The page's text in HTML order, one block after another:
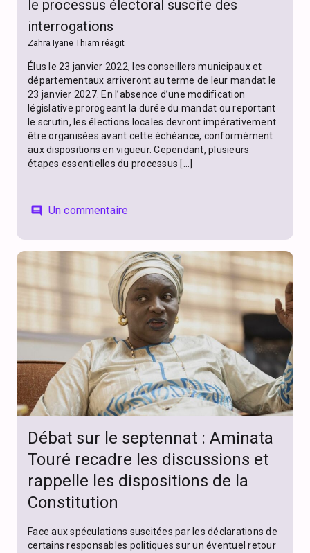
le processus électoral suscite des
interrogations
Zahra Iyane Thiam réagit
Élus le 23 janvier 2022, les conseillers municipaux et
départementaux arriveront au terme de leur mandat le
23 janvier 2027. En l’absence d’une modification
législative prorogeant la durée du mandat ou reportant
le scrutin, les élections locales devront impérativement
être organisées avant cette échéance, conformément
aux dispositions en vigueur. Cependant, plusieurs
étapes essentielles du processus […]
comment Un commentaire
Débat sur le septennat : Aminata
Touré recadre les discussions et
rappelle les dispositions de la
Constitution
Face aux spéculations suscitées par les déclarations de
certains responsables politiques sur un éventuel retour